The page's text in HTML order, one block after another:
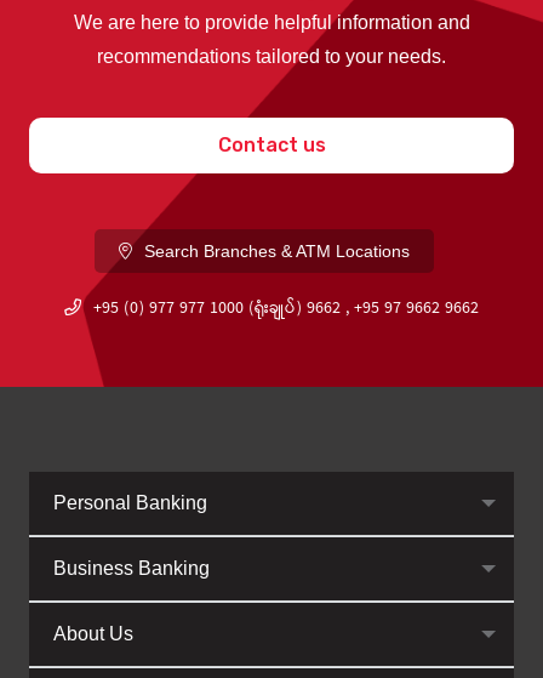
We are here to provide helpful information and
recommendations tailored to your needs.
Contact us
Search Branches & ATM Locations
+95 (0) 977 977 1000 (ရုံးချုပ်) 9662 , +95 97 9662 9662
Personal Banking
Business Banking
About Us